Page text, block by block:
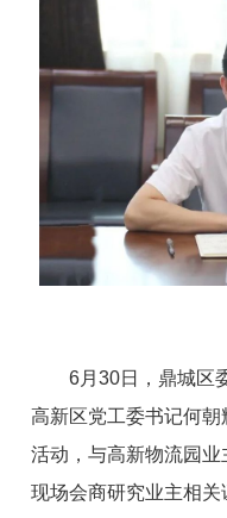
6月30日，鼎城区
高新区党工委书记何
活动，与高新物流园业
现场会商研究业主相关